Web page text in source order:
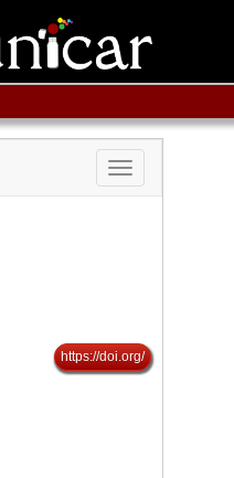
Toggle
navigation
https://doi.org/